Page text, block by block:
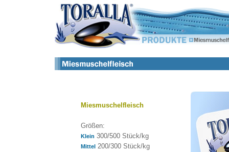
Miesmuschelfleisch
Größen:
Klein 300/500 Stück/kg
Mittel200/300 Stück/kg